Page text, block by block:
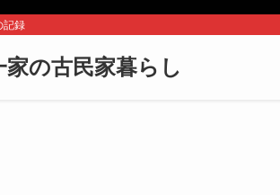
記録
家の古民家暮らし